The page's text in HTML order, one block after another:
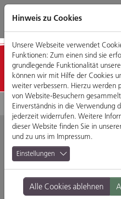
Direkt
zum
Zum
Hauptmenü
Zum
Footermenü
Zur
Website-
Hinweis zu Cookies
Unsere Webseite verwendet
Funktionen: Zum einen sind sie
grundlegende Funktionalität
können wir mit Hilfe der Cookies
weiter verbessern. Hierzu werden
von Website-Besuchern
Einverständnis in die Verwendung
jederzeit widerrufen. Weitere
dieser Website finden Sie in
und zu uns im Impressum.
Einstellungen
Alle Cookies ablehnen